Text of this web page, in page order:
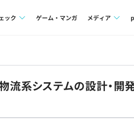
ック
一覧
ゲーム・マンガ メディア
note
流系システムの設計・開発